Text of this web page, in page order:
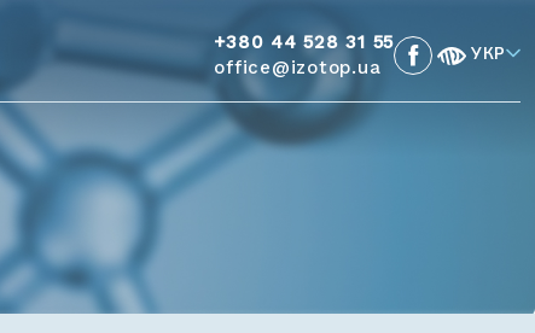
+380 44 528 31 55
office@izotop.ua
УКР